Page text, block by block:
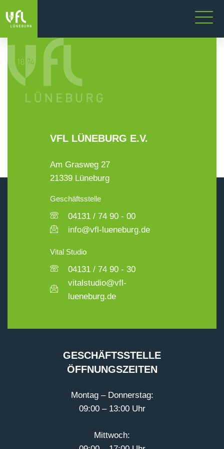
VFL LÜNEBURG E.V.
Am Grasweg 27
21339 Lüneburg
Geschäftsstelle
04131 / 74 90 - 00
info@vfl-lueneburg.de
Vital Studio
04131 / 74 90 - 30
vitalstudio@vfl-
lueneburg.de
GESCHÄFTSSTELLE
ÖFFNUNGSZEITEN
Montag – Donnerstag:
09:00 – 13:00 Uhr
Mittwoch: